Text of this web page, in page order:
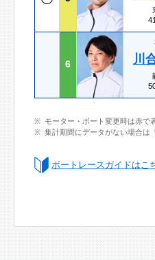
6 川
モーター・ボート変更時は赤で
集計期間にデータがない場合は
ボートレースガイドはこ